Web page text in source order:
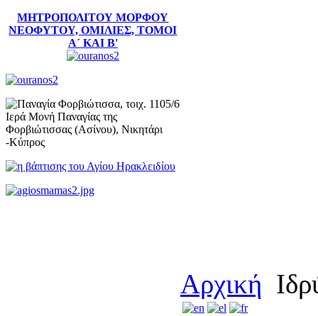
ΜΗΤΡΟΠΟΛΙΤΟΥ ΜΟΡΦΟΥ
ΝΕΟΦΥΤΟΥ, ΟΜΙΛΙΕΣ, ΤΟΜΟΙ
Α´ ΚΑΙ Β'
Αρχική